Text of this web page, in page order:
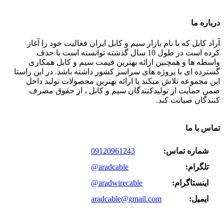
درباره ما
آراد کابل که با نام بازار سیم و کابل ایران فعالیت خود را آغاز
کرده است در طول 10 سال گذشته توانسته است با حذف
واسطه ها و همچنین ارائه بهترین قیمت سیم و کابل همکاری
گسترده ای با پروژه های سراسر کشور داشته باشد. در این راستا
این مجموعه تلاش میکند با ارائه بهترین محصولات تولید داخل
ضمن حمایت از تولیدکنندگان سیم و کابل ، از حقوق مصرف
کنندگان صیانت کند.
تماس با ما
شماره تماس:
09120961243
تلگرام:
@aradcable
اینستاگرام:
@aradwirecable
ایمیل:
aradcable@gmail.com